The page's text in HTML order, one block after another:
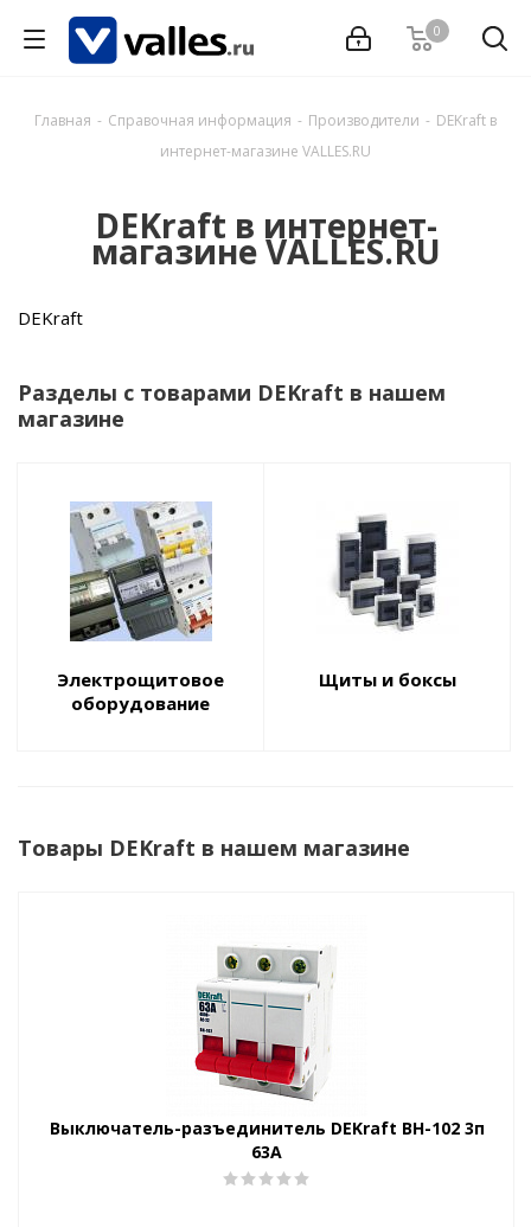
0
Главная - Справочная информация - Производители - DEKraft в
интернет-магазине VALLES.RU
DEKraft в интернет-
магазине VALLES.RU
DEKraft
Разделы с товарами DEKraft в нашем
магазине
Электрощитовое
оборудование
Щиты и боксы
Товары DEKraft в нашем магазине
Выключатель-разъединитель DEKraft ВН-102 3п
63А